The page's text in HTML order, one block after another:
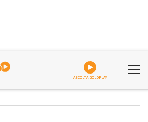
ASCOLTA GOLDPLAY